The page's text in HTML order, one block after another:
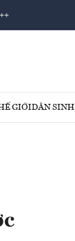
GIỚIDÂN SINH